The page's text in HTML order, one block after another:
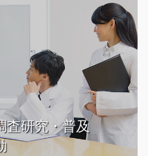
査研究・普及